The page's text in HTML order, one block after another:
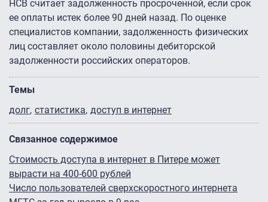
НСВ считает задолженность просроченной, если срок
ее оплаты истек более 90 дней назад. По оценке
специалистов компании, задолженность физических
лиц составляет около половины дебиторской
задолженности российских операторов.
Темы
долг статистика доступ в интернет
Связанное содержимое
Стоимость доступа в интернет в Питере может
вырасти на 400-600 рублей
Число пользователей сверхскоростного интернета